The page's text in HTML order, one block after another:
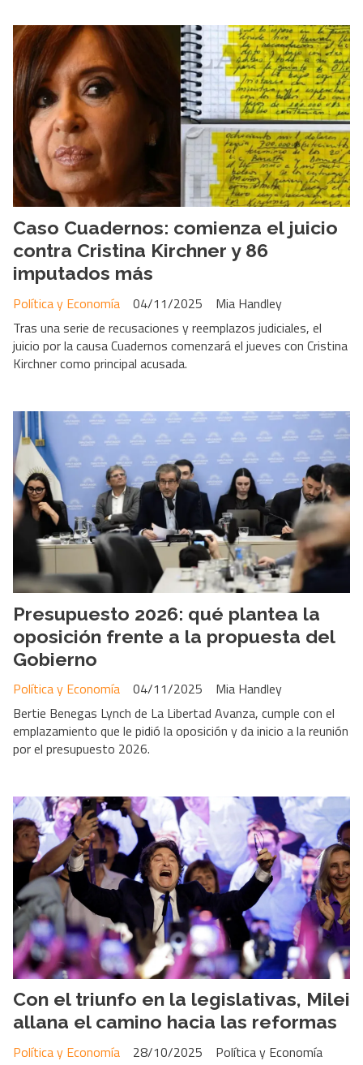
Caso Cuadernos: comienza el juicio
contra Cristina Kirchner y 86
imputados más
Mia Handley
Política y Economía
04/11/2025
Tras una serie de recusaciones y reemplazos judiciales, el
juicio por la causa Cuadernos comenzará el jueves con Cristina
Kirchner como principal acusada.
Presupuesto 2026: qué plantea la
oposición frente a la propuesta del
Gobierno
Mia Handley
Política y Economía
04/11/2025
Bertie Benegas Lynch de La Libertad Avanza, cumple con el
emplazamiento que le pidió la oposición y da inicio a la reunión
por el presupuesto 2026.
Con el triunfo en la legislativas, Milei
allana el camino hacia las reformas
Política y Economía
Política y Economía
28/10/2025